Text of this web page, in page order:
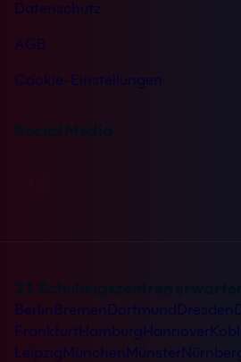
Datenschutz
AGB
Cookie-Einstellungen
Social Media
21 Schulungszentren
Berlin Bremen Dortmund
FrankfurtHamburgHannover
LeipzigMünchen Münster